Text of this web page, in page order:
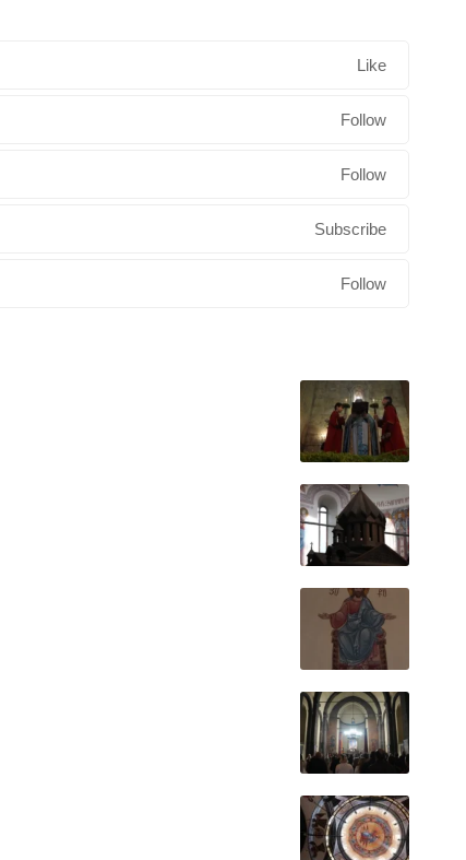
Like
Follow
Follow
Subscribe
Follow